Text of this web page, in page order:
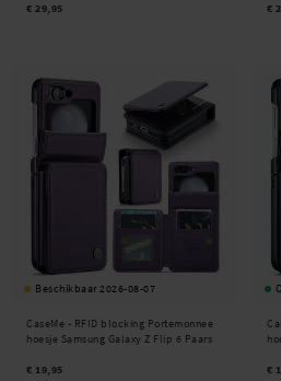
€ 29,95 €
Beschikbaar 2026-08-07
CaseMe - RFID blocking Portemonnee
hoesje Samsung Galaxy Z Flip 6 Paars
€ 19,95 €